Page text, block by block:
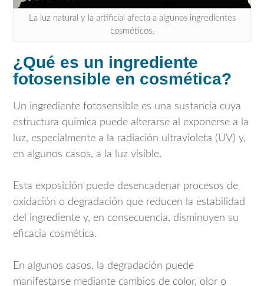
La luz natural y la artificial afecta a algunos ingredientes
cosméticos.
¿Qué es un ingrediente
fotosensible en cosmética?
Un ingrediente fotosensible es una sustancia cuya
estructura química puede alterarse al exponerse a la
luz, especialmente a la radiación ultravioleta (UV) y,
en algunos casos, a la luz visible.
Esta exposición puede desencadenar procesos de
oxidación o degradación que reducen la estabilidad
del ingrediente y, en consecuencia, disminuyen su
eficacia cosmética.
En algunos casos, la degradación puede
manifestarse mediante cambios de color, olor o